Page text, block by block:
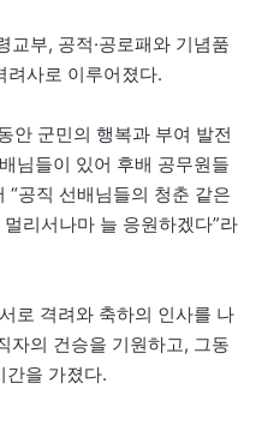
교부, 공적·공로패와 기념품
려사로 이루어졌다.
안 군민의 행복과 부여 발전
님들이 있어 후배 공무원들
“공직 선배님들의 청춘 같은
리서나마 늘 응원하겠다”라
로 격려와 축하의 인사를 나
자의 건승을 기원하고, 그동
간을 가졌다.